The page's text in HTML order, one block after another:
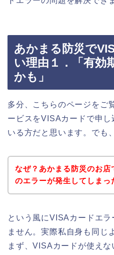
あかまる防災で
い理由１．「有効
かも」
多分、こちらのページをご
ービスをVISAカードで申
いる方だと思います。でも
なぜ？あかまる防災のお店
のエラーが発生してしまっ
という風にVISAカードエ
ません。実際私自身も同じ
まず、VISAカードが使え